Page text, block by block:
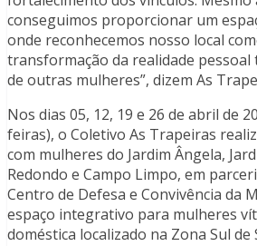
conseguimos proporcionar um
onde reconhecemos nosso local
transformação da realidade pessoal
de outras mulheres”, dizem As
Nos dias 05, 12, 19 e 26 de abril de
feiras), o Coletivo As Trapeiras
com mulheres do Jardim Ângela,
Redondo e Campo Limpo, em
Centro de Defesa e Convivência da
espaço integrativo para mulheres
doméstica localizado na Zona Sul de